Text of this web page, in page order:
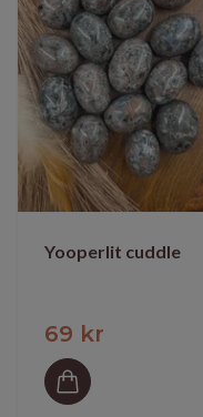
Yooperlit cuddle
69 kr